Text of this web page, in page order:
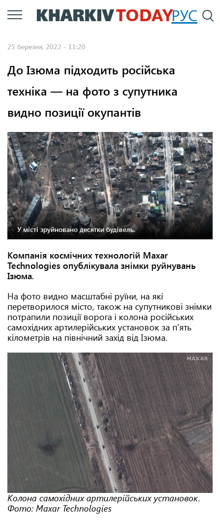
Перейти
до
РУС
25 березня, 2022 - 11:20
До Ізюма підходить російська
техніка — на фото з супутника
видно позиції окупантів
Фото: Maxar Technologies
У місті зруйновано десятки будівель.
Компанія космічних технологій Maxar
Technologies опублікувала знімки руйнувань
Ізюма.
На фото видно масштабні руїни, на які
перетворилося місто, також на супутникові знімки
потрапили позиції ворога і колона російських
самохідних артилерійських установок за п'ять
кілометрів на північний захід від Ізюма.
Колона самохідних артилерійських установок.
Фото: Maxar Technologies